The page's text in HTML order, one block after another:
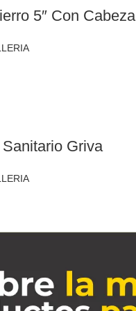
5″ Con Cabeza
Griva